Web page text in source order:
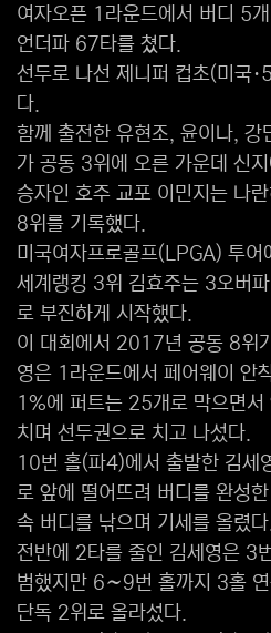
여자오픈 1라운드에서 버디 5
언더파 67타를 쳤다.
선두로 나선 제니퍼 컵초(미국
다.
함께 출전한 유현조, 윤이나,
가 공동 3위에 오른 가운데 신
승자인 호주 교포 이민지는 나
8위를 기록했다.
미국여자프로골프(LPGA) 투
세계랭킹 3위 김효주는 3오버
로 부진하게 시작했다.
이 대회에서 2017년 공동 8위
영은 1라운드에서 페어웨이 안
1%에 퍼트는 25개로 막으면서
치며 선두권으로 치고 나섰다.
10번 홀(파4)에서 출발한 김세
로 앞에 떨어뜨려 버디를 완성
속 버디를 낚으며 기세를 올렸다.
전반에 2타를 줄인 김세영은 3
범했지만 6∼9번 홀까지 3홀 연
단독 2위로 올라섰다.